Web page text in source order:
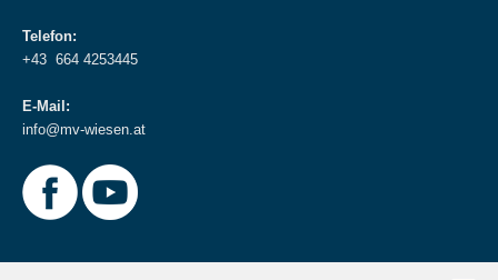
Telefon:
+43 664 4253445
E-Mail:
info@mv-wiesen.at